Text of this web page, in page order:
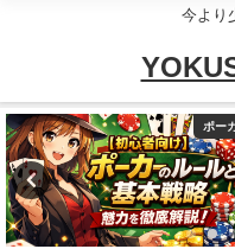
今より
ポー